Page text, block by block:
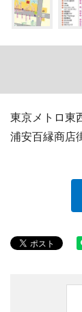
東京メトロ東
浦安百縁商店